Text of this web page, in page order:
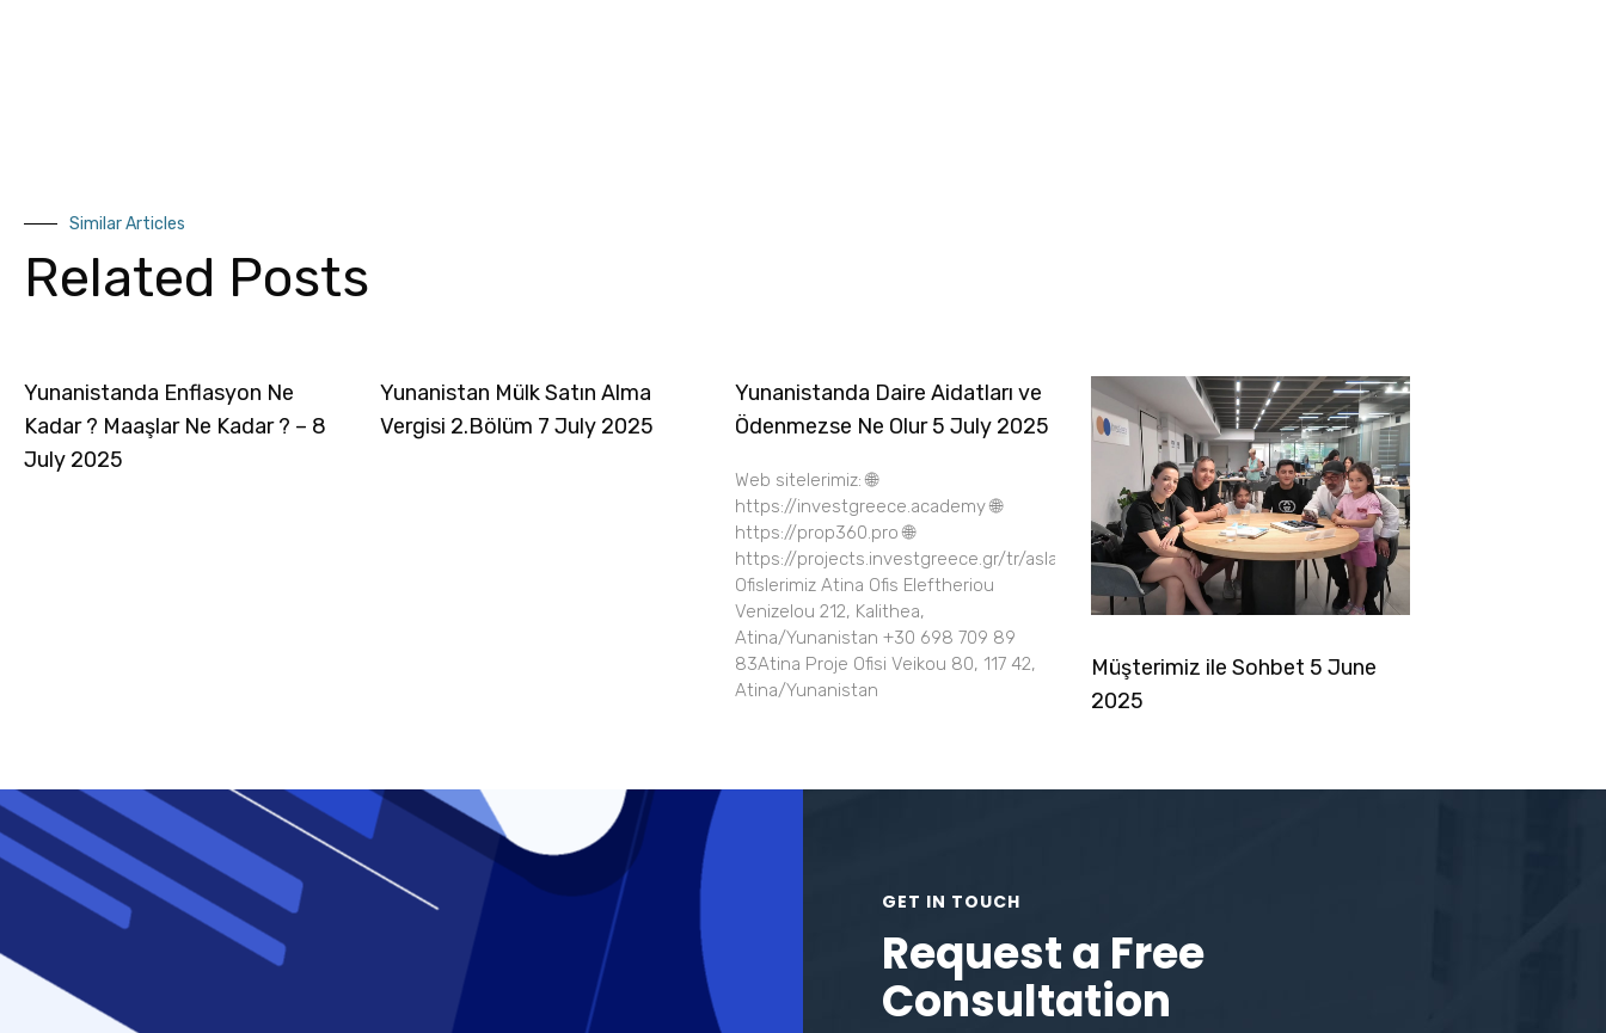
Similar Articles
Related Posts
Yunanistanda Enflasyon Ne
Kadar ? Maaşlar Ne Kadar ? – 8
July 2025
Yunanistan Mülk Satın Alma
Vergisi 2.Bölüm 7 July 2025
Yunanistanda Daire Aidatları ve
Ödenmezse Ne Olur 5 July 2025
Web sitelerimiz: 🌐
https://investgreece.academy 🌐
https://prop360.pro 🌐
https://projects.investgreece.gr/tr/aslanoglou6
Ofislerimiz Atina Ofis Eleftheriou
Venizelou 212, Kalithea,
Atina/Yunanistan +30 698 709 89
83Atina Proje Ofisi Veikou 80, 117 42,
Atina/Yunanistan
Müşterimiz ile Sohbet 5 June
2025
GET IN TOUCH
Request a Free
Consultation